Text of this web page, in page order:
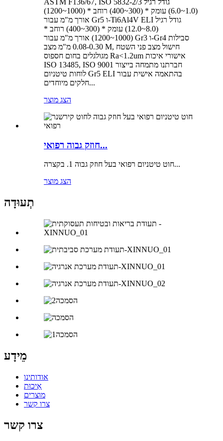
ASTM F136/67, ISO 5832-2/3 גודל רגיל
(1.0~6.0) עומק * (300~400) רוחב * (1000~1200)
אורך מ"מ עבור Gr5 ו-Ti6Al4V ELI גודל רגיל
(8.0~12.0) עומק * (300~400) רוחב *
(1000~1200) אורך מ"מ עבור Gr3 ו-Gr4 סבילות
0.08-0.30 מ"מ מצב M, חישול מצב פני השטח
מגולגלים בחום חספוס Ra<1.2um אישורי איכות
ISO 13485, ISO 9001 חברתנו מתמחה בייצור
לוחות טיטניום Gr5 ELI בהתאמה אישית עבור
חלקים מיוחדים...
הצג מוצר
חוזק גבוה רפואי...
חוט טיטניום רפואי בעל חוזק גבוה 1. בקצרה...
הצג מוצר
תְעוּדָה
מֵידָע
אודותינו
אֵיכוּת
מוצרים
צרו קשר
צרו קשר